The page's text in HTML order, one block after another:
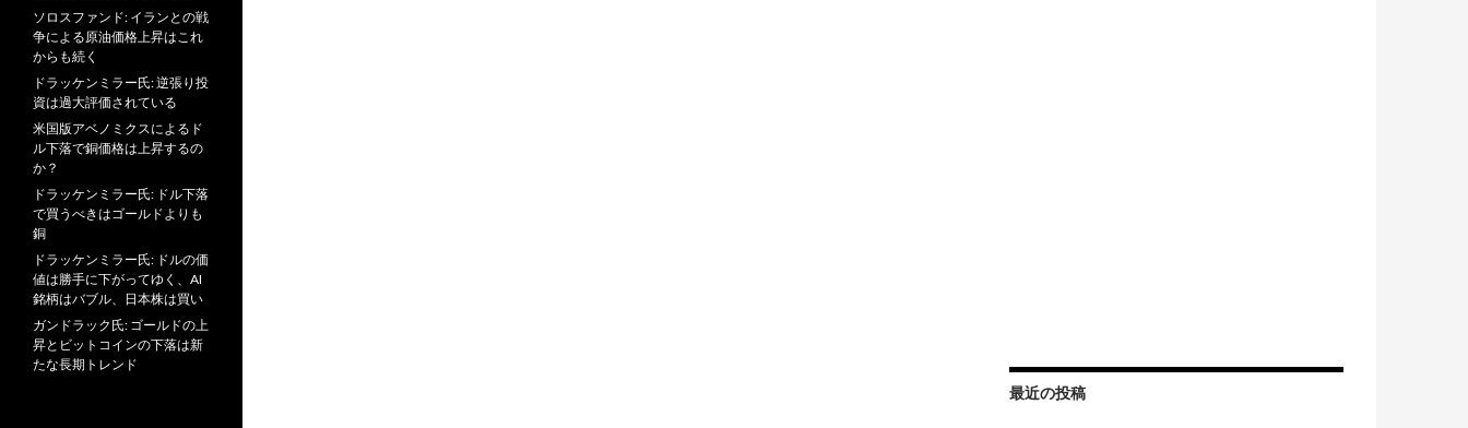
最近の投稿
ソロスファンド: イランとの戦
争による原油価格上昇はこれ
からも続く
ドラッケンミラー氏: 逆張り投
資は過大評価されている
米国版アベノミクスによるド
ル下落で銅価格は上昇するの
か？
ドラッケンミラー氏: ドル下落
で買うべきはゴールドよりも
銅
ドラッケンミラー氏: ドルの価
値は勝手に下がってゆく、AI
銘柄はバブル、日本株は買い
ガンドラック氏: ゴールドの上
昇とビットコインの下落は新
たな長期トレンド